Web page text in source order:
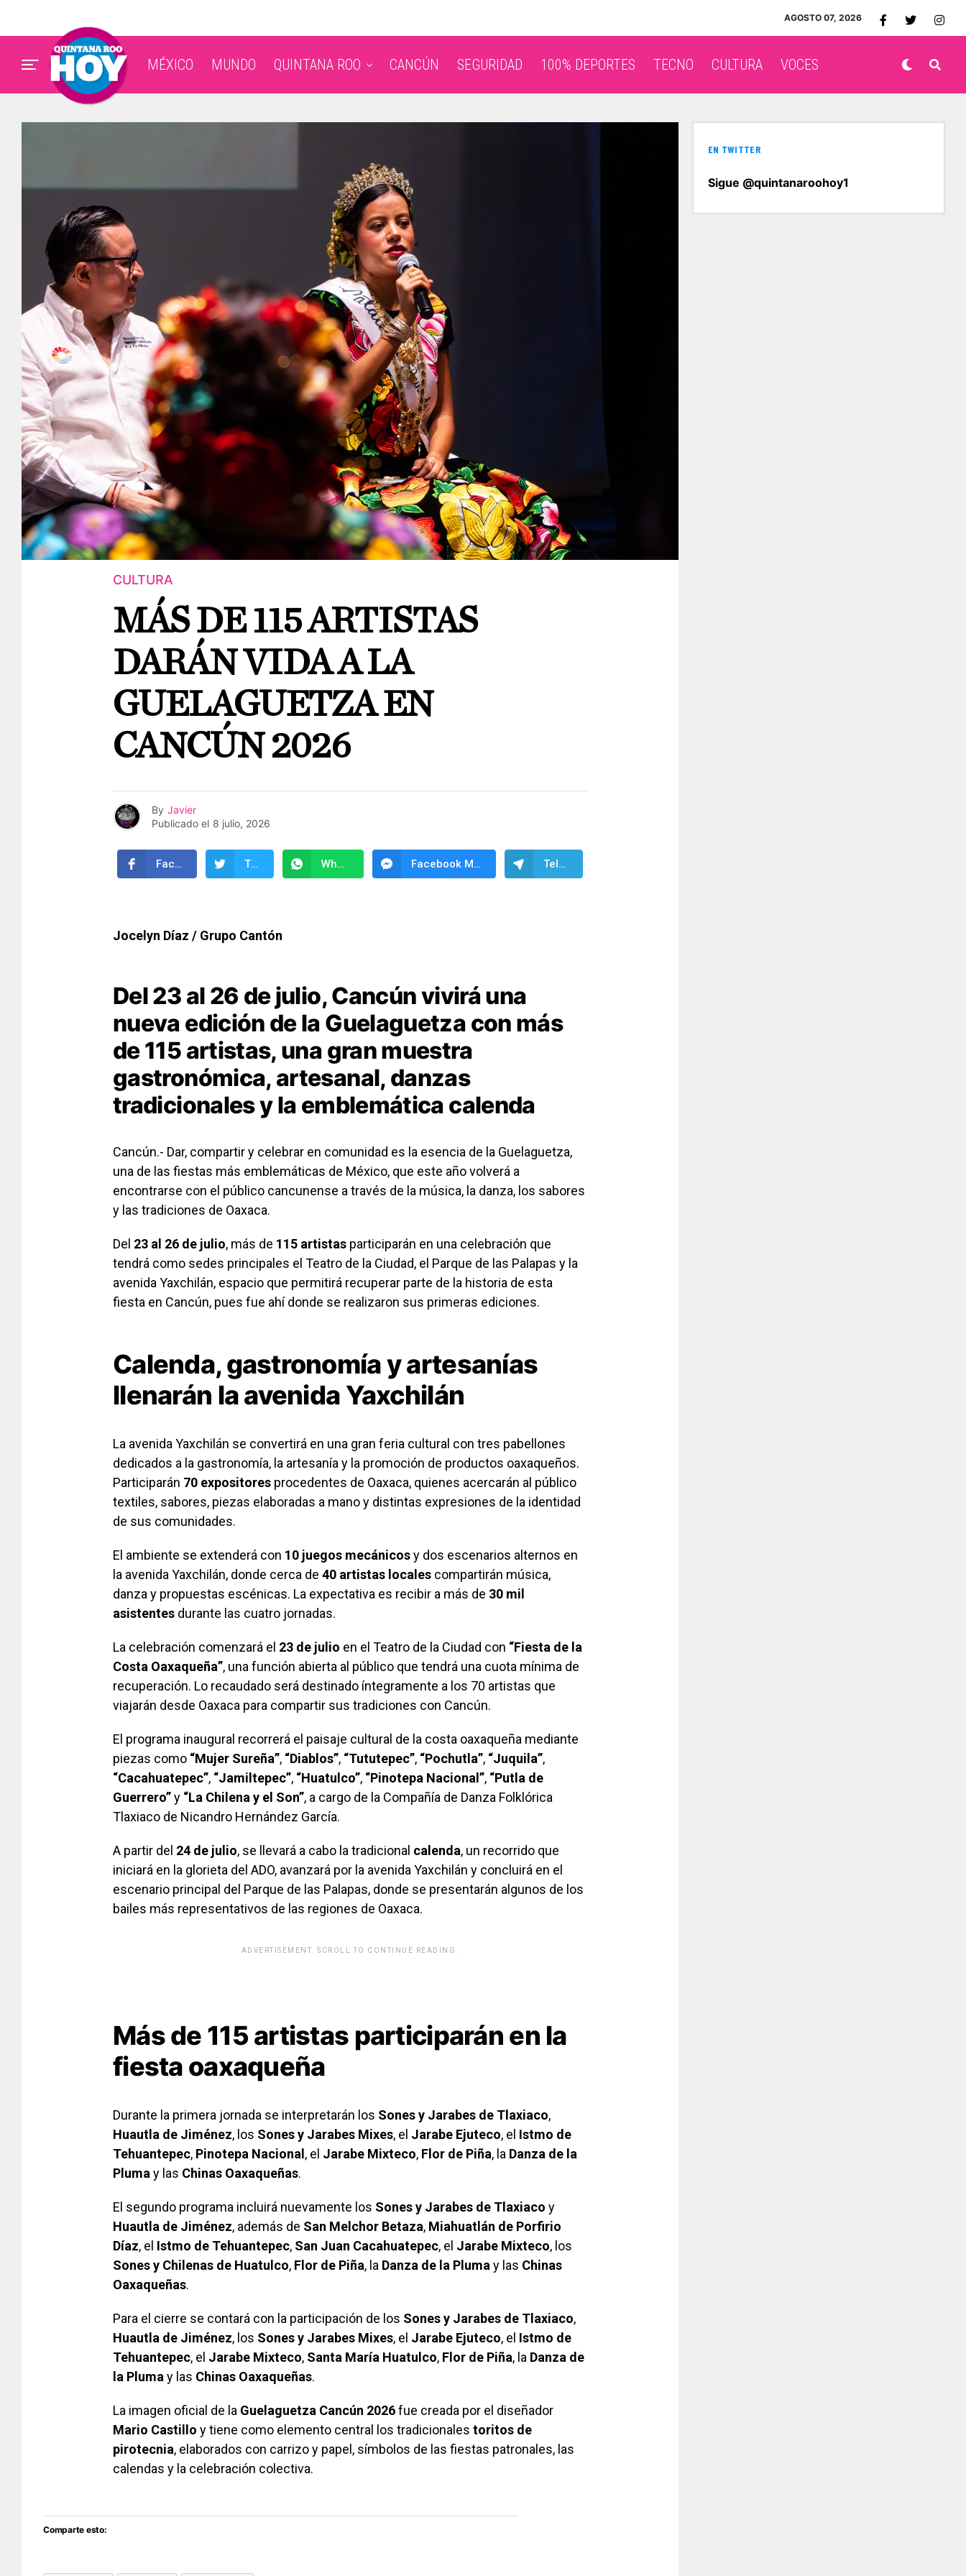
AGOSTO 07, 2026
MÉXICO MUNDO QUINTANA ROO CANCÚN SEGURIDAD 100% DEPORTES TECNO CULTURA VOCES
CULTURA
MÁS DE 115 ARTISTAS
DARÁN VIDA A LA
GUELAGUETZA EN
CANCÚN 2026
By Javier
Publicado el 8 julio, 2026
Facebook Twitter WhatsApp Facebook Messenger Telegram
Jocelyn Díaz / Grupo Cantón
Del 23 al 26 de julio, Cancún vivirá una
nueva edición de la Guelaguetza con más
de 115 artistas, una gran muestra
gastronómica, artesanal, danzas
tradicionales y la emblemática calenda
Cancún.- Dar, compartir y celebrar en comunidad es la esencia de la Guelaguetza,
una de las fiestas más emblemáticas de México, que este año volverá a
encontrarse con el público cancunense a través de la música, la danza, los sabores
y las tradiciones de Oaxaca.
Del 23 al 26 de julio, más de 115 artistas participarán en una celebración que
tendrá como sedes principales el Teatro de la Ciudad, el Parque de las Palapas y la
avenida Yaxchilán, espacio que permitirá recuperar parte de la historia de esta
fiesta en Cancún, pues fue ahí donde se realizaron sus primeras ediciones.
Calenda, gastronomía y artesanías
llenarán la avenida Yaxchilán
La avenida Yaxchilán se convertirá en una gran feria cultural con tres pabellones
dedicados a la gastronomía, la artesanía y la promoción de productos oaxaqueños.
Participarán 70 expositores procedentes de Oaxaca, quienes acercarán al público
textiles, sabores, piezas elaboradas a mano y distintas expresiones de la identidad
de sus comunidades.
El ambiente se extenderá con 10 juegos mecánicosy dos escenarios alternos en
la avenida Yaxchilán, donde cerca de 40 artistas locales compartirán música,
danza y propuestas escénicas. La expectativa es recibir a más de 30 mil
asistentes durante las cuatro jornadas.
La celebración comenzará el 23 de julio en el Teatro de la Ciudad con “Fiesta de la
Costa Oaxaqueña”, una función abierta al público que tendrá una cuota mínima de
recuperación. Lo recaudado será destinado íntegramente a los 70 artistas que
viajarán desde Oaxaca para compartir sus tradiciones con Cancún.
El programa inaugural recorrerá el paisaje cultural de la costa oaxaqueña mediante
piezas como “Mujer Sureña”, “Diablos”, “Tututepec”, “Pochutla”, “Juquila”,
“Cacahuatepec”, “Jamiltepec”, “Huatulco”, “Pinotepa Nacional”, “Putla de
Guerrero”y “La Chilena y el Son”, a cargo de la Compañía de Danza Folklórica
Tlaxiaco de Nicandro Hernández García.
A partir del 24 de julio, se llevará a cabo la tradicional calenda, un recorrido que
iniciará en la glorieta del ADO, avanzará por la avenida Yaxchilán y concluirá en el
escenario principal del Parque de las Palapas, donde se presentarán algunos de los
bailes más representativos de las regiones de Oaxaca.
ADVERTISEMENT. SCROLL TO CONTINUE READING.
Más de 115 artistas participarán en la
fiesta oaxaqueña
Durante la primera jornada se interpretarán los Sones y Jarabes de Tlaxiaco,
Huautla de Jiménez, los Sones y Jarabes Mixes, el Jarabe Ejuteco, el Istmo de
Tehuantepec, Pinotepa Nacional , el Jarabe Mixteco, Flor de Piña, la Danza de la
Plumay las Chinas Oaxaqueñas.
El segundo programa incluirá nuevamente los Sones y Jarabes de Tlaxiaco y
Huautla de Jiménez, además de San Melchor Betaza, Miahuatlán de Porfirio
Díaz, el Istmo de Tehuantepec, San Juan Cacahuatepec, el Jarabe Mixteco, los
Sones y Chilenas de Huatulco, Flor de Piña, la Danza de la Plumay las Chinas
Oaxaqueñas.
Para el cierre se contará con la participación de los Sones y Jarabes de Tlaxiaco,
Huautla de Jiménez, los Sones y Jarabes Mixes, el Jarabe Ejuteco, el Istmo de
Tehuantepec, el Jarabe Mixteco, Santa María Huatulco, Flor de Piña, la Danza de
la Plumay las Chinas Oaxaqueñas.
La imagen oficial de la Guelaguetza Cancún 2026fue creada por el diseñador
Mario Castillo y tiene como elemento central los tradicionales toritos de
pirotecnia, elaborados con carrizo y papel, símbolos de las fiestas patronales, las
calendas y la celebración colectiva.
Comparte esto:
EN TWITTER
Sigue @quintanaroohoy1